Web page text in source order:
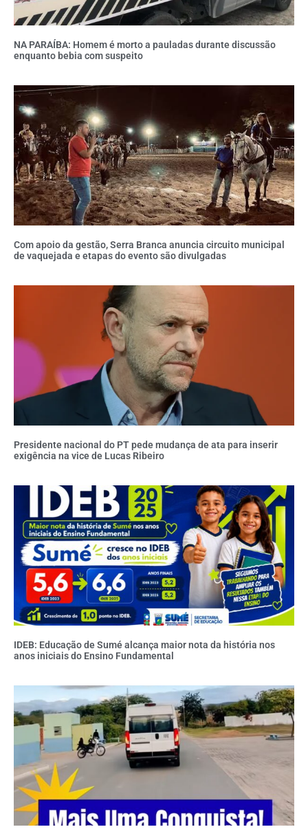
NA PARAÍBA: Homem é morto a pauladas durante discussão
enquanto bebia com suspeito
Com apoio da gestão, Serra Branca anuncia circuito municipal
de vaquejada e etapas do evento são divulgadas
Presidente nacional do PT pede mudança de ata para inserir
exigência na vice de Lucas Ribeiro
IDEB: Educação de Sumé alcança maior nota da história nos
anos iniciais do Ensino Fundamental